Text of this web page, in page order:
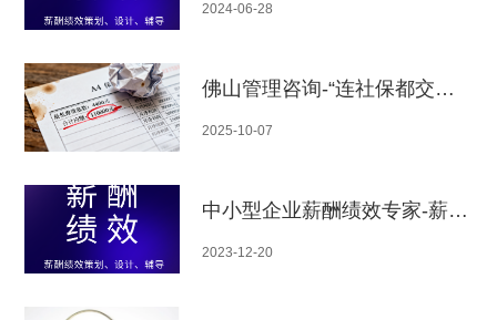
2024-06-28
佛山管理咨询-“连社保都交不起的厂该关停？”广东小厂案例曝光：100个宝妈的生计与老板的绝境
2025-10-07
中小型企业薪酬绩效专家-薪酬绩效的九大指标
2023-12-20